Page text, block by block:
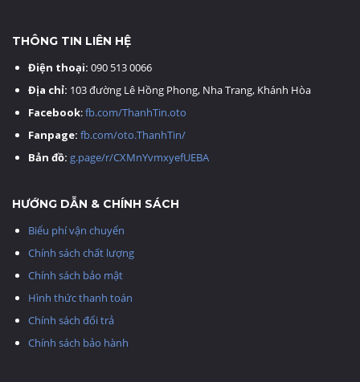
THÔNG TIN LIÊN HỆ
Điện thoại: 090 513 0066
Địa chỉ: 103 đường Lê Hồng Phong, Nha Trang, Khánh Hòa
Facebook:fb.com/ThanhTin.oto
Fanpage: fb.com/oto.ThanhTin/
Bản đồ: g.page/r/CXMnYvmxyefUEBA
HƯỚNG DẪN & CHÍNH SÁCH
Biểu phí vận chuyển
Chính sách chất lượng
Chính sách bảo mật
Hình thức thanh toán
Chính sách đổi trả
Chính sách bảo hành